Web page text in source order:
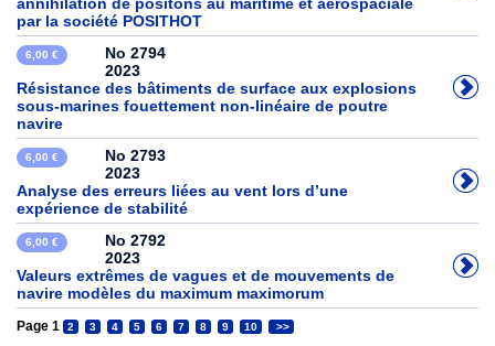
par la société POSITHOT
6,00 €
No 2794
2023
Résistance des bâtiments de surface aux explosions
sous-marines fouettement non-linéaire de poutre
navire
6,00 €
No 2793
2023
Analyse des erreurs liées au vent lors d’une
expérience de stabilité
6,00 €
No 2792
2023
Valeurs extrêmes de vagues et de mouvements de
navire modèles du maximum maximorum
Page 1 2 3 4 5 6 7 8 9 10 >>